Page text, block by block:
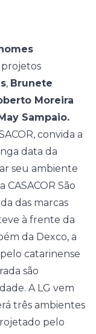
, Brunete
Moreira
Sampaio.
convida a
data da
seu ambiente
CASACOR São
das marcas
à frente da
da Dexco, a
catarinense
são
A LG vem
três ambientes
pelo